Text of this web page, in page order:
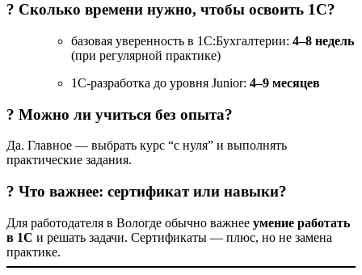
? Сколько времени нужно, чтобы освоить 1С?
базовая уверенность в 1С:Бухгалтерии: 4–8 недель
(при регулярной практике)
1С-разработка до уровня Junior: 4–9 месяцев
? Можно ли учиться без опыта?
Да. Главное — выбрать курс “с нуля” и выполнять
практические задания.
? Что важнее: сертификат или навыки?
Для работодателя в Вологде обычно важнее умение работать
в 1С и решать задачи. Сертификаты — плюс, но не замена
практике.